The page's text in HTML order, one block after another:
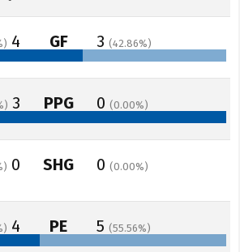
4 GF 3 42.86
3 PPG 0 0.00
0 SHG 0 0.00
4 PE 5 55.56